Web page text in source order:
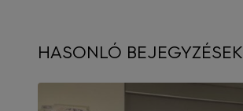
HASONLÓ BEJEGYZÉSEK